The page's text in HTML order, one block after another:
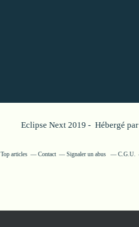
Eclipse Next 2019 - Hébergé par
Top articles Contact Signaler un abus C.G.U.